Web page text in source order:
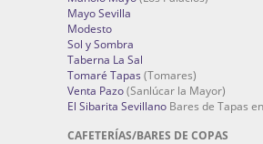
Mayo Sevilla
Modesto
Sol y Sombra
Taberna La Sal
Tomaré Tapas (Tomares)
Venta Pazo(Sanlúcar la Mayor)
El Sibarita Sevillano Bares de Tapas
CAFETERÍAS/BARES DE COPAS